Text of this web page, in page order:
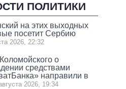
ПОЛИТИКИ
на этих выходных
посетит Сербию
2026, 22:32
о
средствами
направили в
2026, 19:34